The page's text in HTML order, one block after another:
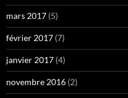
mars 2017 (5)
février 2017 (7)
janvier 2017 (4)
novembre 2016 (2)